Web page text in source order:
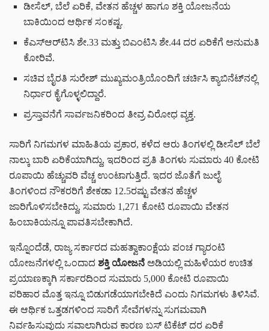
ಡೀಸೆಲ್, ಬೆಲೆ ಏರಿಕೆ, ವೇತನ ಹೆಚ್ಚಳ ಹಾಗೂ ಶಕ್ತಿ ಯೋಜನೆಯ
ಬಾಕಿಯಿಂದ ಆರ್ಥಿಕ ಸಂಕಷ್ಟ.
ಕೆಎಸ್‌ಆರ್‌ಟಿಸಿ ಶೇ.33 ಮತ್ತು ಬಿಎಂಟಿಸಿ ಶೇ.44 ದರ ಏರಿಕೆಗೆ ಅನುಮತಿ
ಕೋರಿವೆ.
ಸಚಿವ ಬೈರತಿ ಸುರೇಶ್ ಮುಖ್ಯಮಂತ್ರಿಯೊಂದಿಗೆ ಚರ್ಚಿಸಿ ಕ್ಯಾಬಿನೆಟ್‌ನಲ್ಲಿ
ನಿರ್ಧಾರ ಕೈಗೊಳ್ಳಲಿದ್ದಾರೆ.
ಪ್ರಸ್ತಾವನೆಗೆ ಸಾರ್ವಜನಿಕರಿಂದ ತೀವ್ರ ವಿರೋಧ ವ್ಯಕ್ತ.
ಸಾರಿಗೆ ನಿಗಮಗಳ ಮಾಹಿತಿಯ ಪ್ರಕಾರ, ಕಳೆದ ಆರು ತಿಂಗಳಲ್ಲಿ ಡೀಸೆಲ್ ಬೆಲೆ
ನಾಲ್ಕು ಬಾರಿ ಏರಿಕೆಯಾಗಿದ್ದು, ಇದರಿಂದ ಪ್ರತಿ ತಿಂಗಳು ಸುಮಾರು 40 ಕೋಟಿ
ರೂಪಾಯಿ ಹೆಚ್ಚುವರಿ ವೆಚ್ಚ ಉಂಟಾಗುತ್ತಿದೆ. ಇದರ ಜೊತೆಗೆ ಜುಲೈ
ತಿಂಗಳಿಂದ ನೌಕರರಿಗೆ ಶೇಕಡಾ 12.5ರಷ್ಟು ವೇತನ ಹೆಚ್ಚಳ
ಜಾರಿಗೊಳಿಸಬೇಕಿದ್ದು, ಸುಮಾರು 1,271 ಕೋಟಿ ರೂಪಾಯಿ ವೇತನ
ಹಿಂಬಾಕಿಯನ್ನೂ ಪಾವತಿಸಬೇಕಾಗಿದೆ.
ಇನ್ನೊಂದೆಡೆ, ರಾಜ್ಯ ಸರ್ಕಾರದ ಮಹತ್ವಾಕಾಂಕ್ಷೆಯ ಪಂಚ ಗ್ಯಾರಂಟಿ
ಯೋಜನೆಗಳಲ್ಲಿ ಒಂದಾದ ಶಕ್ತಿ ಯೋಜನೆ ಅಡಿಯಲ್ಲಿ ಮಹಿಳೆಯರ ಉಚಿತ
ಪ್ರಯಾಣಕ್ಕಾಗಿ ಸರ್ಕಾರದಿಂದ ಸುಮಾರು 5,000 ಕೋಟಿ ರೂಪಾಯಿ
ಪರಿಹಾರ ಮೊತ್ತ ಇನ್ನೂ ಬಿಡುಗಡೆಯಾಗಬೇಕಿದೆ ಎಂದು ನಿಗಮಗಳು ತಿಳಿಸಿವೆ.
ಈ ಆರ್ಥಿಕ ಒತ್ತಡಗಳಿಂದ ಸಾರಿಗೆ ಸೇವೆಗಳನ್ನು ಸುಗಮವಾಗಿ
ನಿರ್ವಹಿಸುವುದು ಸವಾಲಾಗಿರುವ ಕಾರಣ ಬಸ್ ಟಿಕೆಟ್ ದರ ಏರಿಕೆ